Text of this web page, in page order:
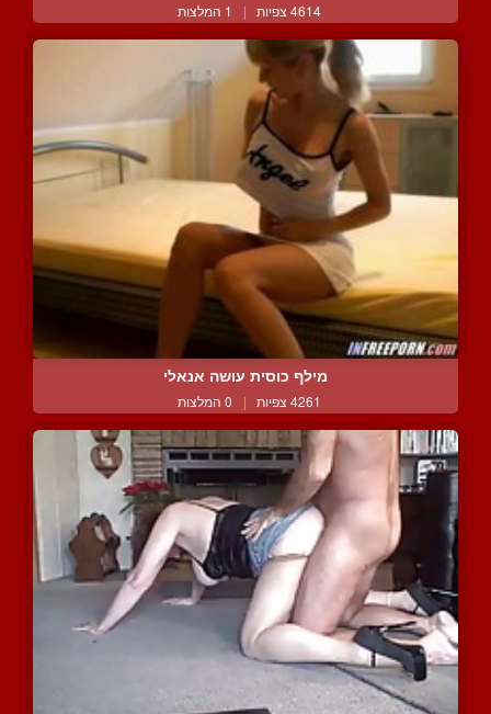
4614 צפיות | 1 המלצות
מילף כוסית עושה אנאלי
4261 צפיות | 0 המלצות